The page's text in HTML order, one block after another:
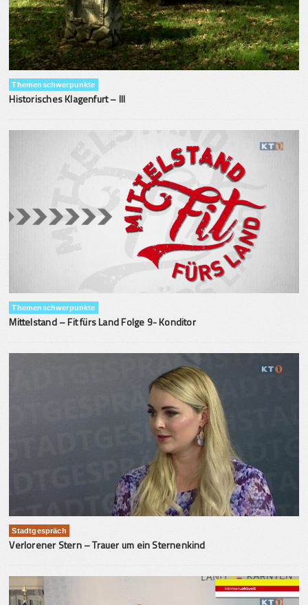
Themenschwerpunkte
Historisches Klagenfurt – III
Themenschwerpunkte
Mittelstand – Fit fürs Land Folge 9- Konditor
Stadtgespräch
Verlorener Stern – Trauer um ein Sternenkind